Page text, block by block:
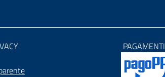
PAGAMENTI